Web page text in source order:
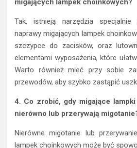
migających lampek choinkowych?
Tak, istnieją narzędzia specjalnie
naprawy migających lampek
szczypce do zacisków, oraz
elementami wyposażenia, które
Warto również mieć przy sobie
przewodów, aby szybko zastąpić
4. Co zrobić, gdy migające
nierówno lub przerywają
Nierówne migotanie lub
lampek choinkowych może być